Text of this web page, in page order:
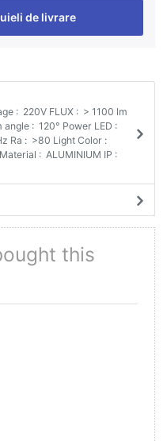
de livrare
: 220V FLUX : > 1100 lm
: 120° Power LED :
Ra : >80 Light Color :
: ALUMINIUM IP :
this